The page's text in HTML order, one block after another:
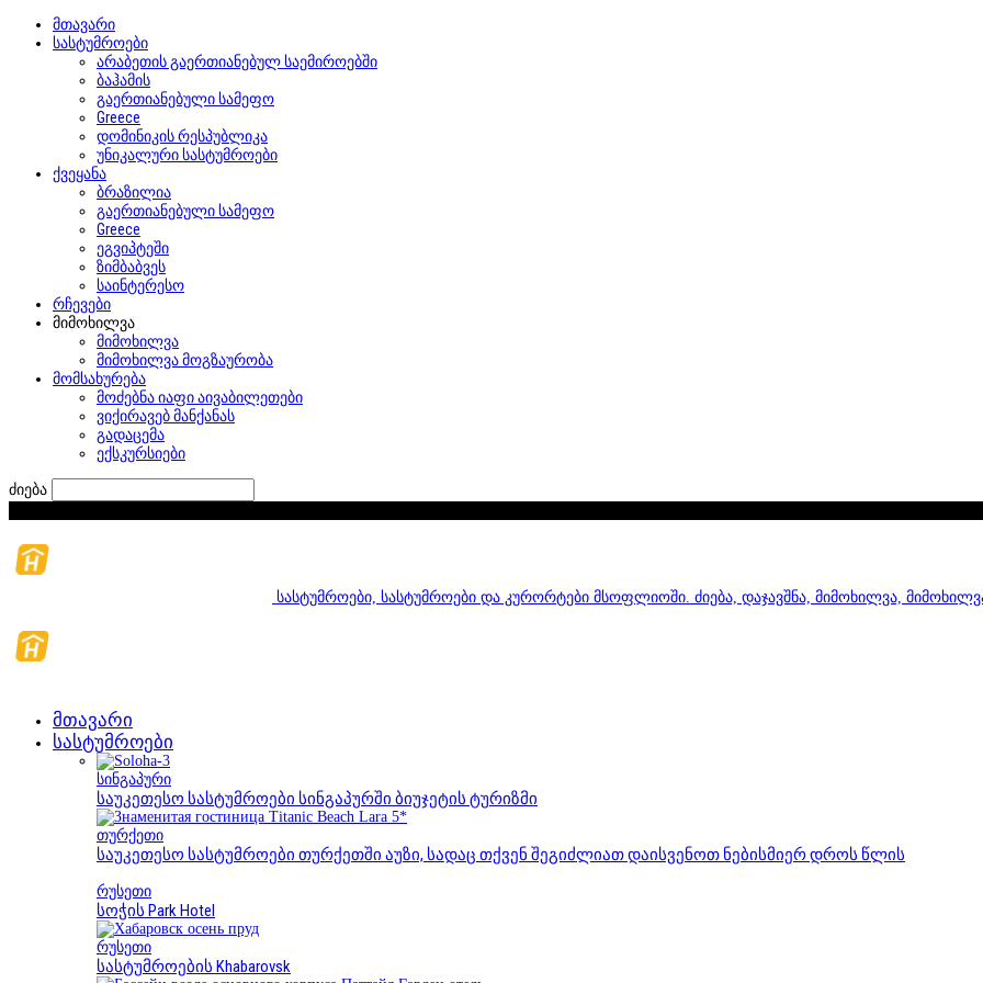
მთავარი
სასტუმროები
არაბეთის გაერთიანებულ საემიროებში
ბაჰამის
გაერთიანებული სამეფო
Greece
დომინიკის რესპუბლიკა
უნიკალური სასტუმროები
ქვეყანა
ბრაზილია
გაერთიანებული სამეფო
Greece
ეგვიპტეში
ზიმბაბვეს
საინტერესო
რჩევები
მიმოხილვა
მიმოხილვა
მიმოხილვა მოგზაურობა
მომსახურება
მოძებნა იაფი აივაბილეთები
ვიქირავებ მანქანას
გადაცემა
ექსკურსიები
ძიება
სასტუმროები, სასტუმროები და კურორტები მსოფლიოში. ძიება, დაჯავშნა, მიმოხილვა,
მთავარი
სასტუმროები
სინგაპური
საუკეთესო სასტუმროები სინგაპურში ბიუჯეტის ტურიზმი
თურქეთი
საუკეთესო სასტუმროები თურქეთში აუზი, სადაც თქვენ შეგიძლიათ დაისვენოთ ნებისმიერ დროს წლის
რუსეთი
სოჭის Park Hotel
რუსეთი
სასტუმროების Khabarovsk